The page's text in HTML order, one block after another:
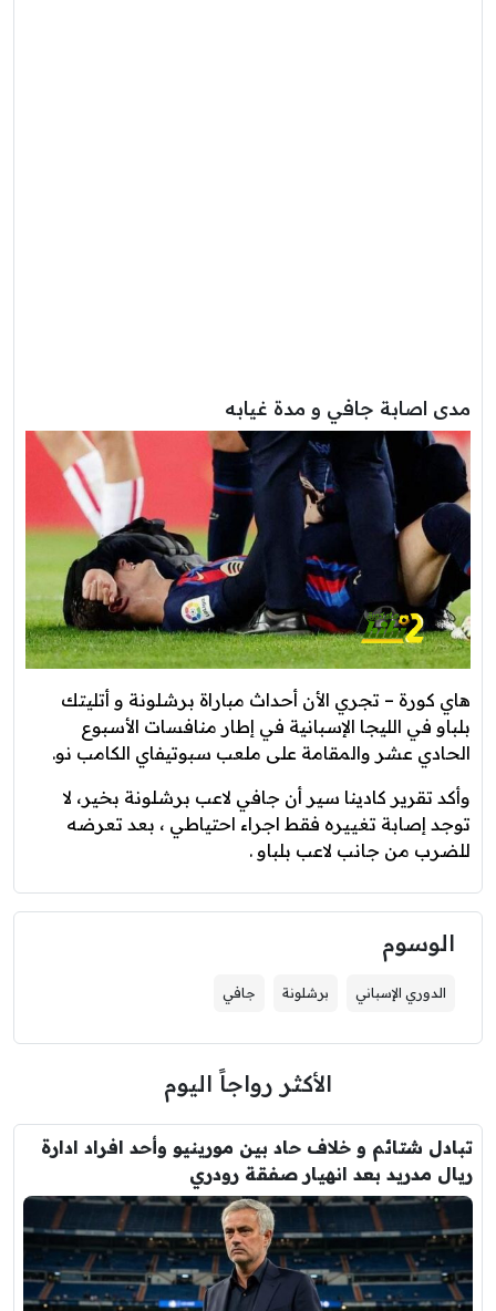
مدى اصابة جافي و مدة غيابه
هاي كورة – تجري الأن أحداث مباراة برشلونة و أتليتك
بلباو في الليجا الإسبانية في إطار منافسات الأسبوع
الحادي عشر والمقامة على ملعب سبوتيفاي الكامب نو.
وأكد تقرير كادينا سير أن جافي لاعب برشلونة بخير، لا
توجد إصابة تغييره فقط اجراء احتياطي ، بعد تعرضه
للضرب من جانب لاعب بلباو .
الوسوم
الدوري الإسباني برشلونة جافي
الأكثر رواجاً اليوم
تبادل شتائم و خلاف حاد بين مورينيو وأحد افراد ادارة
ريال مدريد بعد انهيار صفقة رودري